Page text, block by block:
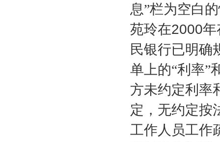
息”栏为空白
苑玲在2000年
民银行已明确
单上的“利率”
方未约定利率
定，无约定按
工作人员工作